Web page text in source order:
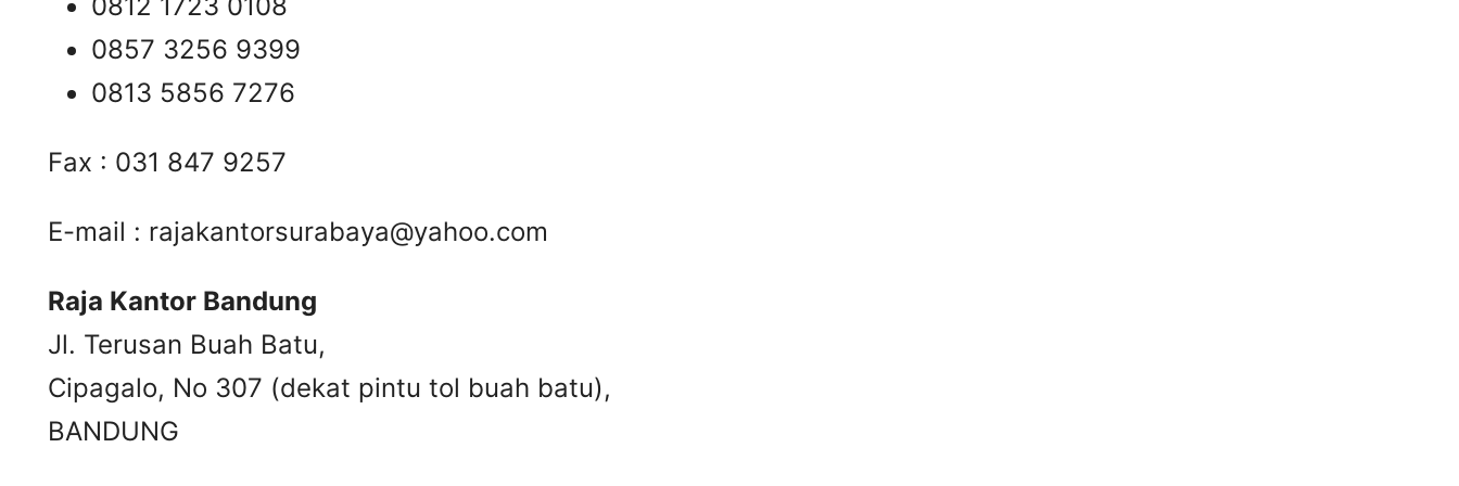
0857 3256 9399
0813 5856 7276
Fax : 031 847 9257
E-mail : rajakantorsurabaya@yahoo.com
Raja Kantor Bandung
Jl. Terusan Buah Batu,
Cipagalo, No 307 (dekat pintu tol buah batu),
BANDUNG